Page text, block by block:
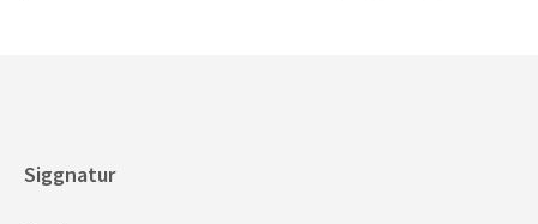
Siggnatur